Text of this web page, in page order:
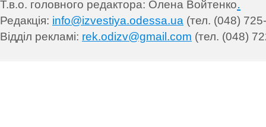
Т.в.о. головного редактора: Олена Войтенко.
Редакція: info@izvestiya.odessa.ua (тел. (048)
Відділ рекламі: rek.odizv@gmail.com (тел. (048)